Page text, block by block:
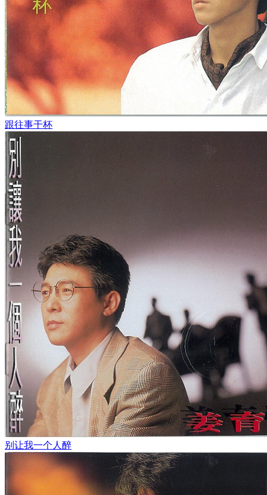
跟往事干杯
别让我一个人醉